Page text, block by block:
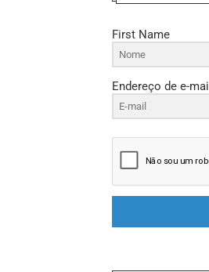
First Name
Endereço de e-mail